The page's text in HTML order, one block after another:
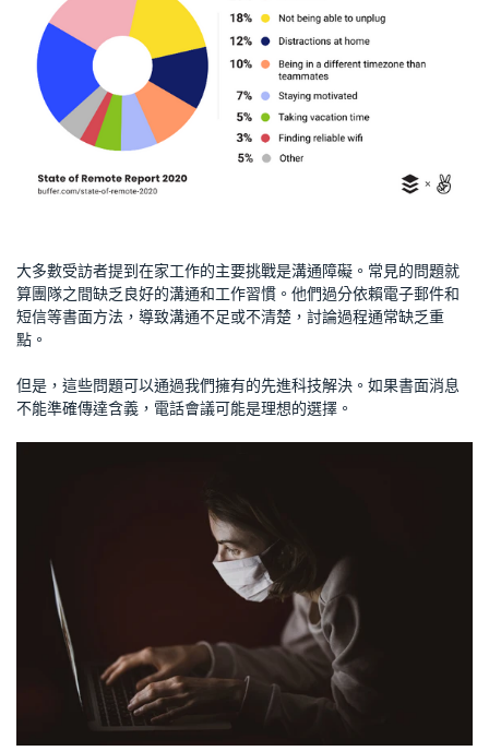
大多數受訪者提到在家工作的主要挑戰是溝通障礙。常見的問題就
算團隊之間缺乏良好的溝通和工作習慣。他們過分依賴電子郵件和
短信等書面方法，導致溝通不足或不清楚，討論過程通常缺乏重
點。
但是，這些問題可以通過我們擁有的先進科技解決。如果書面消息
不能準確傳達含義，電話會議可能是理想的選擇。